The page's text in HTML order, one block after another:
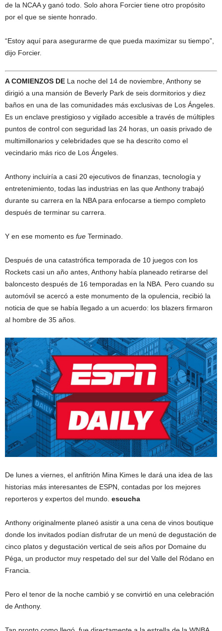
de la NCAA y ganó todo. Solo ahora Forcier tiene otro propósito
por el que se siente honrado.
“Estoy aquí para asegurarme de que pueda maximizar su tiempo”,
dijo Forcier.
A COMIENZOS DE La noche del 14 de noviembre, Anthony se
dirigió a una mansión de Beverly Park de seis dormitorios y diez
baños en una de las comunidades más exclusivas de Los Ángeles.
Es un enclave prestigioso y vigilado accesible a través de múltiples
puntos de control con seguridad las 24 horas, un oasis privado de
multimillonarios y celebridades que se ha descrito como el
vecindario más rico de Los Ángeles.
Anthony incluiría a casi 20 ejecutivos de finanzas, tecnología y
entretenimiento, todas las industrias en las que Anthony trabajó
durante su carrera en la NBA para enfocarse a tiempo completo
después de terminar su carrera.
Y en ese momento es fue Terminado.
Después de una catastrófica temporada de 10 juegos con los
Rockets casi un año antes, Anthony había planeado retirarse del
baloncesto después de 16 temporadas en la NBA. Pero cuando su
automóvil se acercó a este monumento de la opulencia, recibió la
noticia de que se había llegado a un acuerdo: los blazers firmaron
al hombre de 35 años.
De lunes a viernes, el anfitrión Mina Kimes le dará una idea de las
historias más interesantes de ESPN, contadas por los mejores
reporteros y expertos del mundo. escucha
Anthony originalmente planeó asistir a una cena de vinos boutique
donde los invitados podían disfrutar de un menú de degustación de
cinco platos y degustación vertical de seis años por Domaine du
Péga, un productor muy respetado del sur del Valle del Ródano en
Francia.
Pero el tenor de la noche cambió y se convirtió en una celebración
de Anthony.